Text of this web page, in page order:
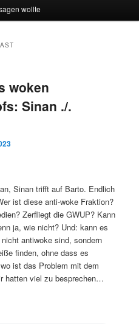
wollte
woken
Sinan ./.
Sinan trifft auf Barto. Endlich
ist diese anti-woke Fraktion?
Zerfliegt die GWUP? Kann
ja, wie nicht? Und: kann es
antiwoke sind, sondern
finden, ohne dass es
ist das Problem mit dem
hatten viel zu besprechen…